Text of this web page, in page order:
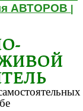
АВТОРОВ